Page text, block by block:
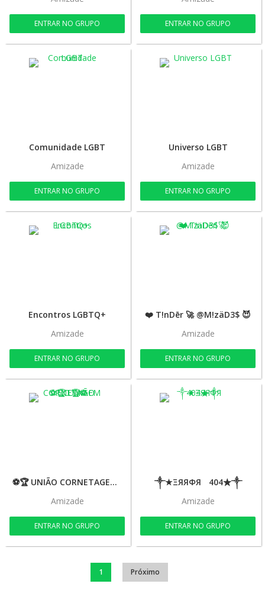
ENTRAR NO GRUPO ENTRAR NO GRUPO
Comunidade LGBT
Amizade
ENTRAR NO GRUPO
Universo LGBT
Amizade
ENTRAR NO GRUPO
Encontros LGBTQ+
Amizade
ENTRAR NO GRUPO
❤️ T!nDēr 🚀 @M!zäD3$ 😈
Amizade
ENTRAR NO GRUPO
⚽🏆 UNIÃO CORNETAGEM F.C 🏆⚽
Amizade
ENTRAR NO GRUPO
༒★ΞЯЯФЯﾠ404★༒
Amizade
ENTRAR NO GRUPO
1 Próximo